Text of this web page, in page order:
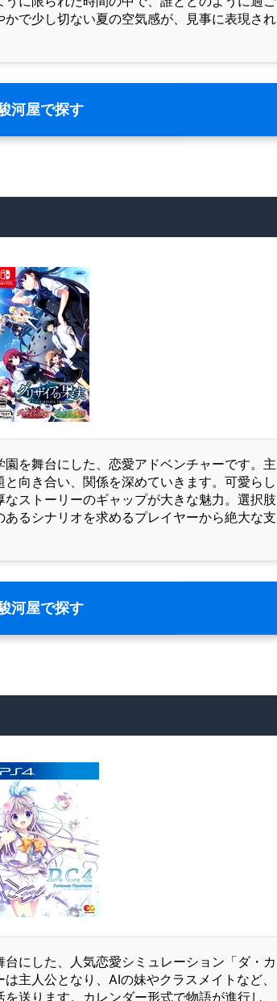
で少し切ない夏の空気感が、見事に表現され
河屋で探す
を舞台にした、恋愛アドベンチャーです。主
向き合い、関係を深めていきます。可愛らし
ストーリーのギャップが大きな魅力。選択肢
るシナリオを求めるプレイヤーから絶大な支
河屋で探す
にした、人気恋愛シミュレーション「ダ・カ
主人公となり、AIの妹やクラスメイトなど、
送ります。カレンダー形式で物語が進行し、